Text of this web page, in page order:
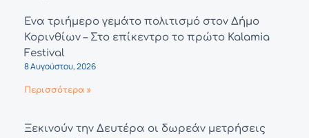
Ένα τριήμερο γεμάτο πολιτισμό στον Δήμο
Κορινθίων – Στο επίκεντρο το πρώτο Kalamia
Festival
8 Αυγούστου, 2026
Περισσότερα »
Ξεκινούν την Δευτέρα οι δωρεάν μετρήσεις